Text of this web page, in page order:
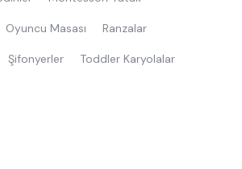
Oyuncu Masası Ranzalar
Şifonyerler Toddler Karyolalar